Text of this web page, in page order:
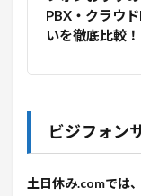
PBX・クラウ
いを徹底比較！
ビジフォン
土日休み.comでは